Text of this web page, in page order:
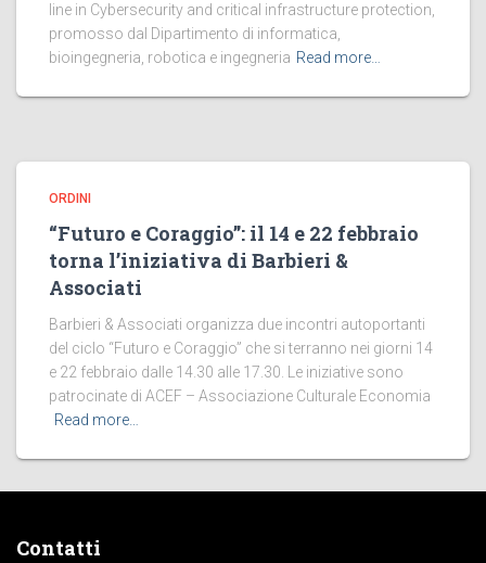
line in Cybersecurity and critical infrastructure protection,
promosso dal Dipartimento di informatica,
bioingegneria, robotica e ingegneria Read more…
ORDINI
“Futuro e Coraggio”: il 14 e 22 febbraio
torna l’iniziativa di Barbieri &
Associati
Barbieri & Associati organizza due incontri autoportanti
del ciclo “Futuro e Coraggio” che si terranno nei giorni 14
e 22 febbraio dalle 14.30 alle 17.30. Le iniziative sono
patrocinate di ACEF – Associazione Culturale Economia
Read more…
Contatti